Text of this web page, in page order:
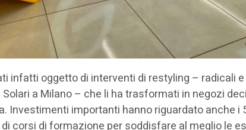
infatti oggetto di interventi di restyling – radicali
a Milano – che li ha trasformati in negozi
Investimenti importanti hanno riguardato anche i
corsi di formazione per soddisfare al meglio le